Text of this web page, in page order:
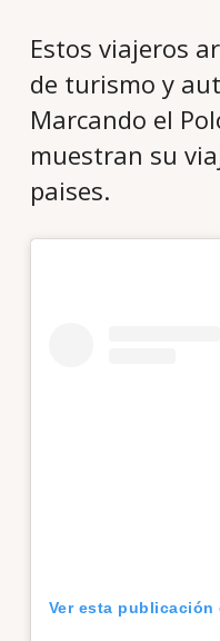
Estos viajeros
de turismo y
Marcando el
muestran su
paises.
Ver esta publicación